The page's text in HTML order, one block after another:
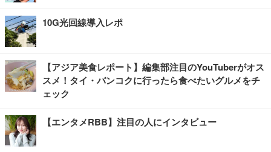
10G光回線導入レポ
【アジア美食レポート】編集部注目のYouTuberがオス
スメ！タイ・バンコクに行ったら食べたいグルメをチ
ェック
【エンタメRBB】注目の人にインタビュー